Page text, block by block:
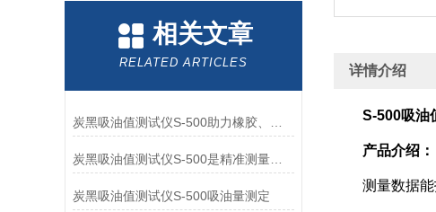
相关文章
RELATED ARTICLES
炭黑吸油值测试仪S-500是精准测量炭黑吸油值的得力助手
炭黑吸油值测试仪S-500吸油量测定
详情介绍
S-500吸油
产品介绍：
测量数据能打